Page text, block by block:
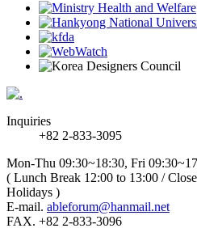
Inquiries
+82 2-833-3095
Mon-Thu 09:30~18:30, Fri
( Lunch Break 12:00 to 13:00 /
Holidays )
E-mail. ableforum@hanmail.net
FAX. +82 2-833-3096